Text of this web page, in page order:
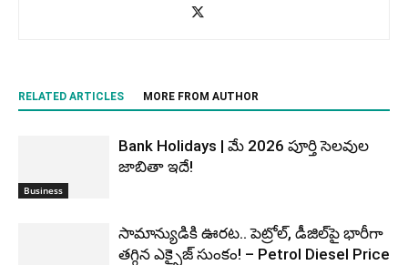
RELATED ARTICLES MORE FROM AUTHOR
Business
Bank Holidays | మే 2026 పూర్తి సెలవుల
జాబితా ఇదే!
సామాన్యుడికి ఊరట.. పెట్రోల్, డీజిల్‌పై భారీగా
తగ్గిన ఎక్సైజ్ సుంకం! – Petrol Diesel Price